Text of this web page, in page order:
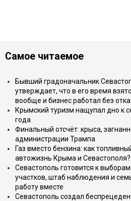
Самое читаемое
Бывший градоначальник
утверждает, что в его время
вообще и бизнес работал без
Крымский туризм нащупал дно к
года
Финальный отсчёт: крыса,
администрации Трампа
Газ вместо бензина: как
автожизнь Крыма и Севастополя?
Севастополь готовится к
участков, штаб наблюдения и
работу вместе
Севастополь создал